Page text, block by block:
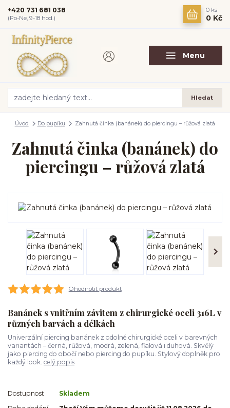
Menu
Hledat
+420 731 681 038
(Po-Ne, 9-18 hod.)
0 ks
0 Kč
Úvod Do pupíku Zahnutá činka (banánek) do piercingu – růžová zlatá
Zahnutá činka (banánek) do
piercingu – růžová zlatá
Ohodnotit produkt
Banánek s vnitřním závitem z chirurgické oceli 316L v
různých barvách a délkách
Univerzální piercing banánek z odolné chirurgické oceli v barevných
variantách – černá, růžová, modrá, zelená, fialová i duhová. Skvělý
jako piercing do obočí nebo piercing do pupíku. Stylový doplněk pro
každý look. celý popis
Dostupnost
Skladem